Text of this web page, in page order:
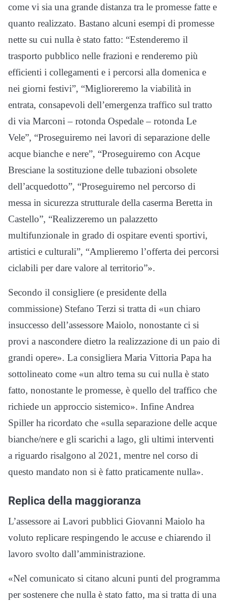
come vi sia una grande distanza tra le promesse fatte e
quanto realizzato. Bastano alcuni esempi di promesse
nette su cui nulla è stato fatto: “Estenderemo il
trasporto pubblico nelle frazioni e renderemo più
efficienti i collegamenti e i percorsi alla domenica e
nei giorni festivi”, “Miglioreremo la viabilità in
entrata, consapevoli dell’emergenza traffico sul tratto
di via Marconi – rotonda Ospedale – rotonda Le
Vele”, “Proseguiremo nei lavori di separazione delle
acque bianche e nere”, “Proseguiremo con Acque
Bresciane la sostituzione delle tubazioni obsolete
dell’acquedotto”, “Proseguiremo nel percorso di
messa in sicurezza strutturale della caserma Beretta in
Castello”, “Realizzeremo un palazzetto
multifunzionale in grado di ospitare eventi sportivi,
artistici e culturali”, “Amplieremo l’offerta dei percorsi
ciclabili per dare valore al territorio”».
Secondo il consigliere (e presidente della
commissione) Stefano Terzi si tratta di «un chiaro
insuccesso dell’assessore Maiolo, nonostante ci si
provi a nascondere dietro la realizzazione di un paio di
grandi opere». La consigliera Maria Vittoria Papa ha
sottolineato come «un altro tema su cui nulla è stato
fatto, nonostante le promesse, è quello del traffico che
richiede un approccio sistemico». Infine Andrea
Spillerha ricordato che «sulla separazione delle acque
bianche/nere e gli scarichi a lago, gli ultimi interventi
a riguardo risalgono al 2021, mentre nel corso di
questo mandato non si è fatto praticamente nulla».
Replica della maggioranza
L’assessore ai Lavori pubblici Giovanni Maiolo ha
voluto replicare respingendo le accuse e chiarendo il
lavoro svolto dall’amministrazione.
«Nel comunicato si citano alcuni punti del programma
per sostenere che nulla è stato fatto, ma si tratta di una